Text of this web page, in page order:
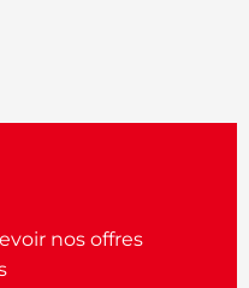
nos offres